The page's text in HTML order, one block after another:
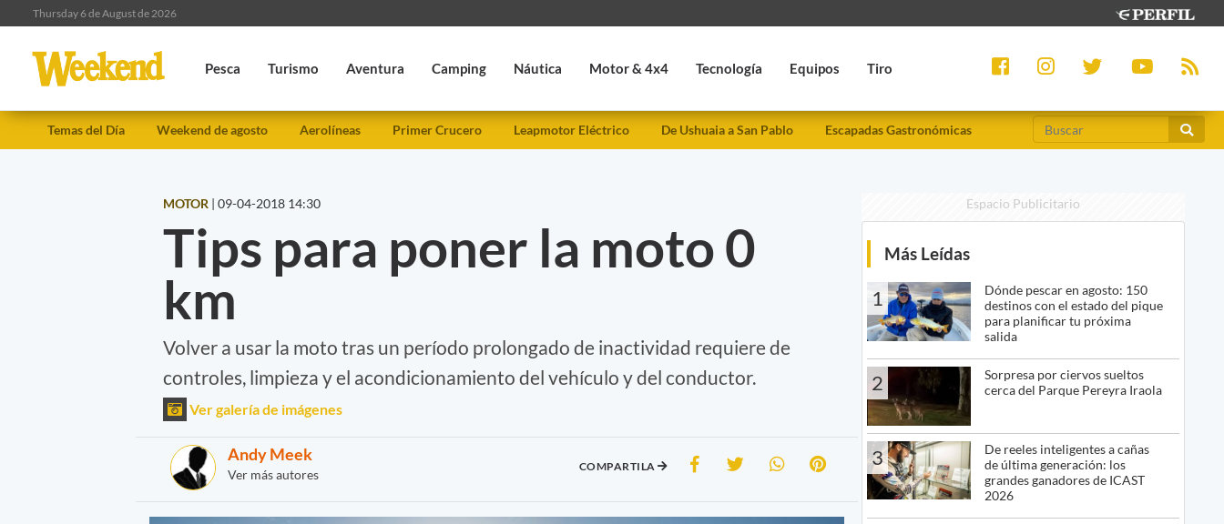
Thursday 6 de August de 2026
Pesca Turismo Aventura Camping Náutica Motor & 4x4 Tecnología Equipos Tiro
Temas del Día Weekend de agosto Aerolíneas Primer Crucero Leapmotor Eléctrico De Ushuaia a San Pablo Escapadas Gastronómicas
MOTOR | 09-04-2018 14:30
Tips para poner la moto 0
km
Volver a usar la moto tras un período prolongado de inactividad requiere de
controles, limpieza y el acondicionamiento del vehículo y del conductor.
Ver galería de imágenes
Andy Meek
Ver más autores
COMPARTILA
Espacio Publicitario
Más Leídas
1
Dónde pescar en agosto: 150
destinos con el estado del pique
para planificar tu próxima
salida
2
Sorpresa por ciervos sueltos
cerca del Parque Pereyra Iraola
3
De reeles inteligentes a cañas
de última generación: los
grandes ganadores de ICAST
2026